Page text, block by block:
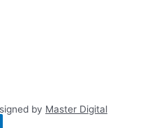
by Master Digital